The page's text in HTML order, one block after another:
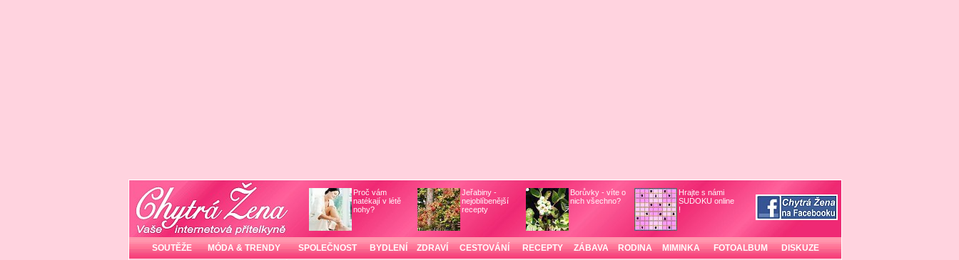
Proč vám
natékají v létě
nohy?
Jeřabiny -
nejoblíbenější
recepty
Borůvky - víte o
nich všechno?
Hrajte s námi
SUDOKU online
!
SOUTĚŽE MÓDA & TRENDY SPOLEČNOST BYDLENÍ ZDRAVÍ CESTOVÁNÍ RECEPTY ZÁBAVA RODINA MIMINKA FOTOALBUM DISKUZE